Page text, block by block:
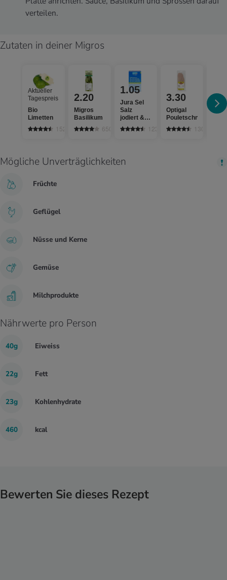
verteilen.
Zutaten in deiner Migros
Aktueller
Tagespreis
Bio
Limetten
152
2.20
Migros
Basilikum
650
1.05
Jura Sel
Salz
jodiert &
fluoridiert
1236
3.30
Optigal
Pouletschnitzel
1308
Sun
Mögliche Unverträglichkeiten
Früchte
Geflügel
Nüsse und Kerne
Gemüse
Milchprodukte
Nährwerte pro Person
40g Eiweiss
22g Fett
23g Kohlenhydrate
460 kcal
Bewerten Sie dieses Rezept